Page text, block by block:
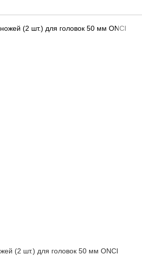
(2 шт.) для головок 50 мм ONCI